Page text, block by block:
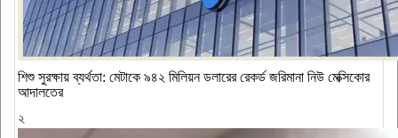
শিশু সুরক্ষায় ব্যর্থতা: মেটাকে ৯৪২ মিলিয়ন ডলারের রেকর্ড জরিমানা নিউ মেক্সিকোর
আদালতের
২